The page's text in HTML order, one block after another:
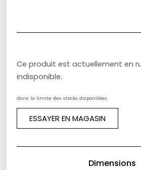
Ce produit est actuellement en
indisponible.
dans la limite des stocks disponibles.
ESSAYER EN MAGASIN
Dimensions